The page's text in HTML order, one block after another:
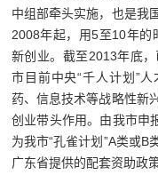
中组部牵头实施，也是我
2008年起，用5至10年的
新创业。截至2013年底
市目前中央“千人计划”
药、信息技术等战略性新
创业带头作用。由我市申
为我市“孔雀计划”A类或
广东省提供的配套资助政策